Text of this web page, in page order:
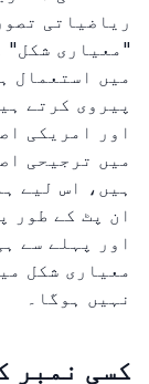
ریاضیاتی
"معیاری شکل"
میں استعمال
پیروی کرتے
اور امریکی
میں ترجیحی
ہیں، اس لیے
ان پٹ کے طور
اور پہلے سے
معیاری شکل
نہیں ہوگا۔
کسی نمبر